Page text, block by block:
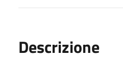
Descrizione